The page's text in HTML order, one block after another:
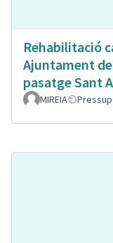
Rehabilitació
Ajuntament
pasatge Sant
MIREIA